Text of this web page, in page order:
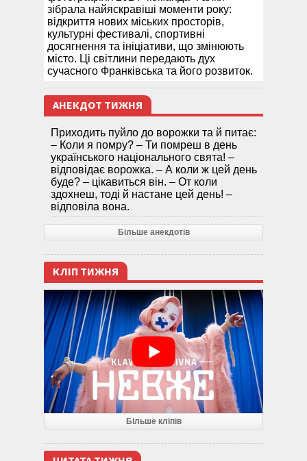
зібрала найяскравіші моменти року:
відкриття нових міських просторів,
культурні фестивалі, спортивні
досягнення та ініціативи, що змінюють
місто. Ці світлини передають дух
сучасного Франківська та його розвиток.
АНЕКДОТ ТИЖНЯ
Приходить пуйло до ворожки та й питає:
– Коли я помру? – Ти помреш в день
українського національного свята! –
відповідає ворожка. – А коли ж цей день
буде? – цікавиться він. – От коли
здохнеш, тоді й настане цей день! –
відповіла вона.
Більше анекдотів
КЛІП ТИЖНЯ
Більше кліпів